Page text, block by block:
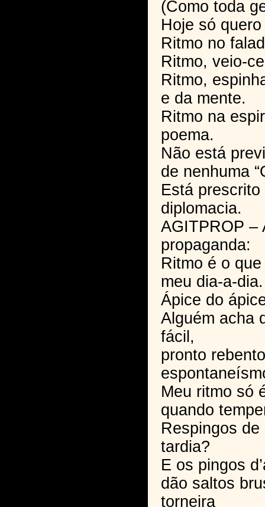
(Como toda
Hoje só
Ritmo no
Ritmo, veio-
Ritmo,
e da mente.
Ritmo na
poema.
Não está
de nenhuma
Está
diplomacia.
AGITPROP –
propaganda:
Ritmo é o
meu dia-a-dia.
Ápice do
Alguém acha
fácil,
pronto
Meu ritmo só
quando
Respingos
tardia?
E os pingos
dão saltos
torneira